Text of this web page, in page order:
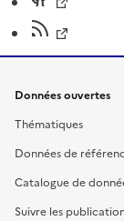
Données ouvertes
Thématiques
Données de
Catalogue de
Suivre les